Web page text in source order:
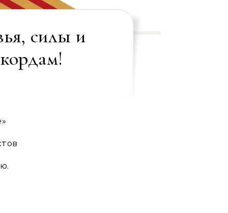
силы и